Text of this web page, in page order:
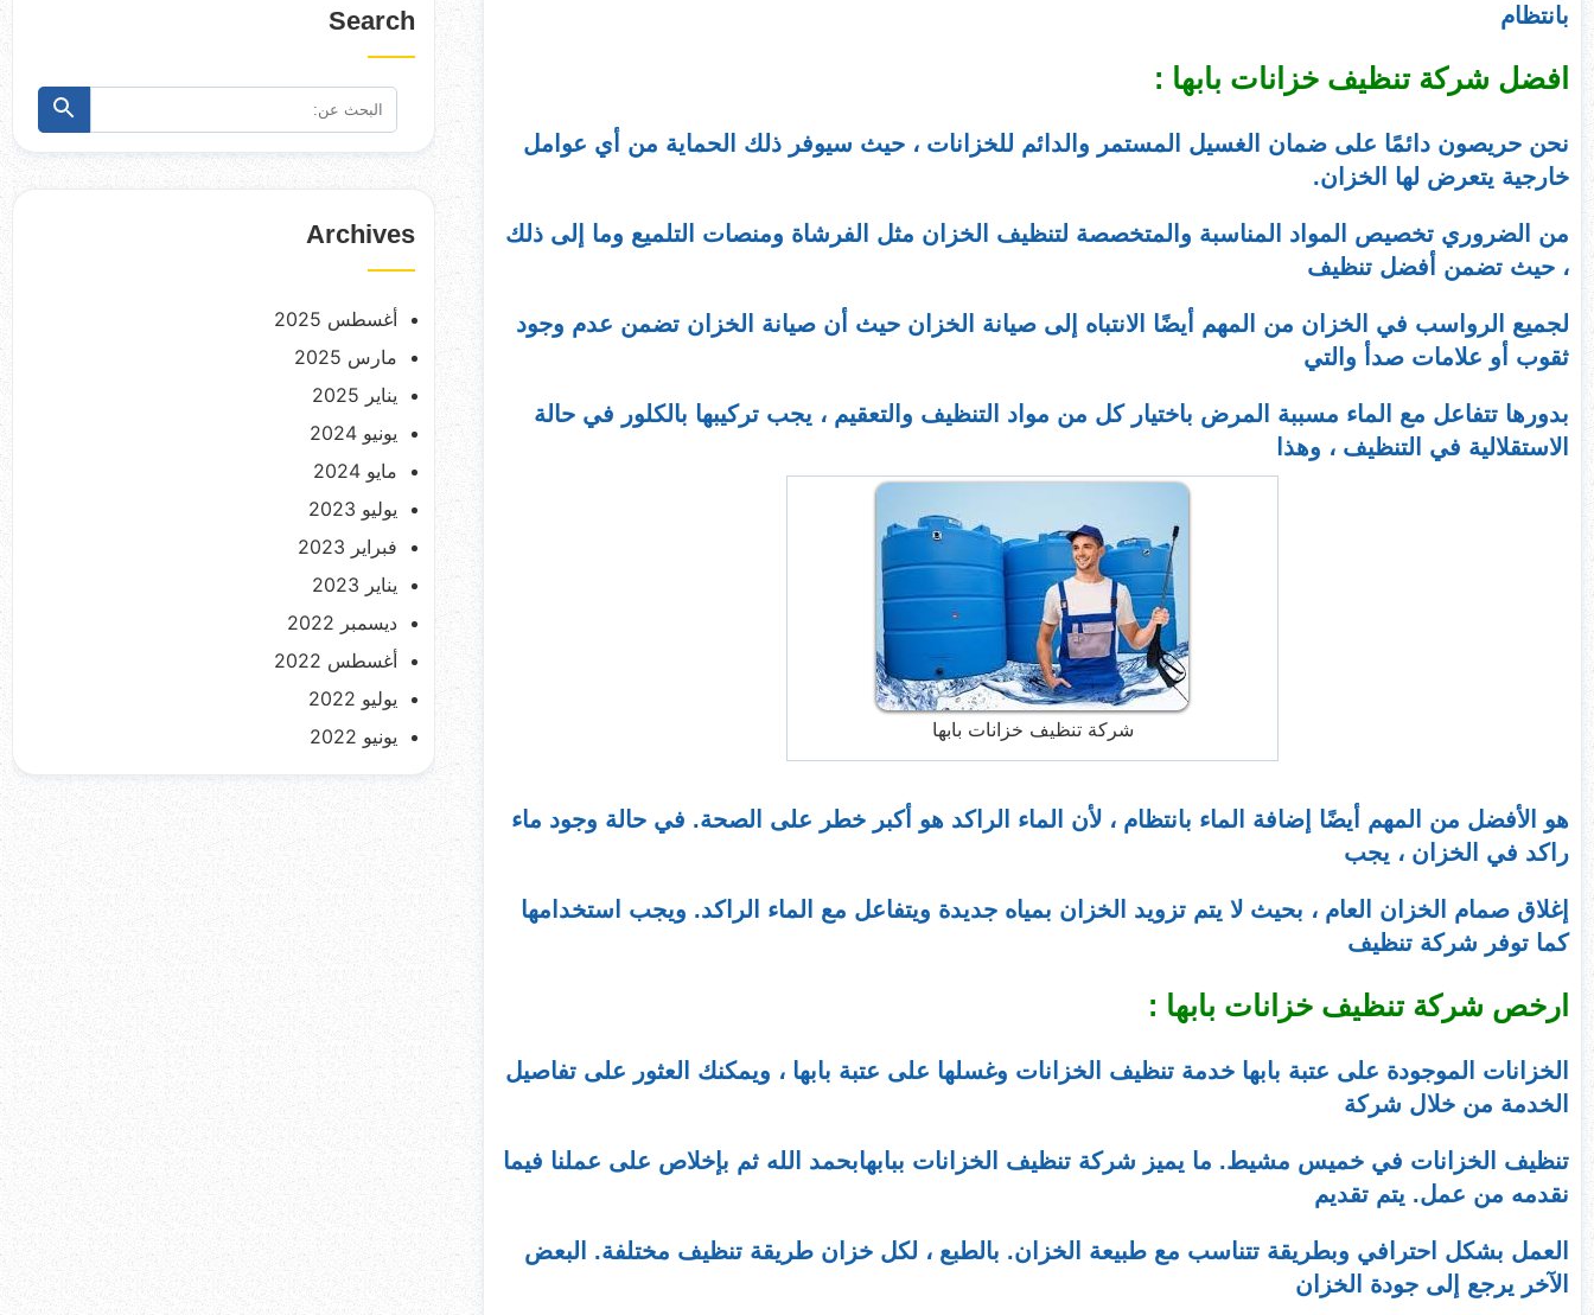
بانتظام
افضل شركة تنظيف خزانات بابها :
نحن حريصون دائمًا على ضمان الغسيل المستمر والدائم للخزانات ، حيث سيوفر ذلك الحماية من أي عوامل
خارجية يتعرض لها الخزان.
من الضروري تخصيص المواد المناسبة والمتخصصة لتنظيف الخزان مثل الفرشاة ومنصات التلميع وما إلى ذلك
، حيث تضمن أفضل تنظيف
لجميع الرواسب في الخزان من المهم أيضًا الانتباه إلى صيانة الخزان حيث أن صيانة الخزان تضمن عدم وجود
ثقوب أو علامات صدأ والتي
بدورها تتفاعل مع الماء مسببة المرض باختيار كل من مواد التنظيف والتعقيم ، يجب تركيبها بالكلور في حالة
الاستقلالية في التنظيف ، وهذا
شركة تنظيف خزانات بابها
هو الأفضل من المهم أيضًا إضافة الماء بانتظام ، لأن الماء الراكد هو أكبر خطر على الصحة. في حالة وجود ماء
راكد في الخزان ، يجب
إغلاق صمام الخزان العام ، بحيث لا يتم تزويد الخزان بمياه جديدة ويتفاعل مع الماء الراكد. ويجب استخدامها
كما توفر شركة تنظيف
ارخص شركة تنظيف خزانات بابها :
الخزانات الموجودة على عتبة بابها خدمة تنظيف الخزانات وغسلها على عتبة بابها ، ويمكنك العثور على تفاصيل
الخدمة من خلال شركة
تنظيف الخزانات في خميس مشيط. ما يميز شركة تنظيف الخزانات ببابهابحمد الله ثم بإخلاص على عملنا فيما
نقدمه من عمل. يتم تقديم
العمل بشكل احترافي وبطريقة تتناسب مع طبيعة الخزان. بالطبع ، لكل خزان طريقة تنظيف مختلفة. البعض
الآخر يرجع إلى جودة الخزان
Search
البحث
عن:
ابحث
Archives
أغسطس 2025
مارس 2025
يناير 2025
يونيو 2024
مايو 2024
يوليو 2023
فبراير 2023
يناير 2023
ديسمبر 2022
أغسطس 2022
يوليو 2022
يونيو 2022